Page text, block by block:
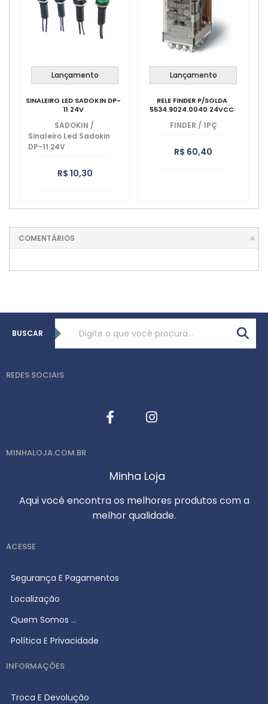
Lançamento
SINALEIRO LED SADOKIN DP-
11 24V
SADOKIN /
Sinaleiro Led Sadokin
DP-11 24V
R$ 10,30
Lançamento
RELE FINDER P/SOLDA
5534.9024.0040 24VCC
FINDER / 1PÇ
R$ 60,40
COMENTÁRIOS
BUSCAR
REDES SOCIAIS
MINHALOJA.COM.BR
Minha Loja
Aqui você encontra os melhores produtos com a
melhor qualidade.
ACESSE
Segurança E Pagamentos
Localização
Quem Somos ...
Política E Privacidade
INFORMAÇÕES
Troca E Devolução